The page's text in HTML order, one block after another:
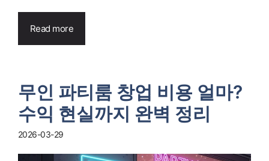
Read more
무인 파티룸 창업 비용 얼마?
수익 현실까지 완벽 정리
2026-03-29